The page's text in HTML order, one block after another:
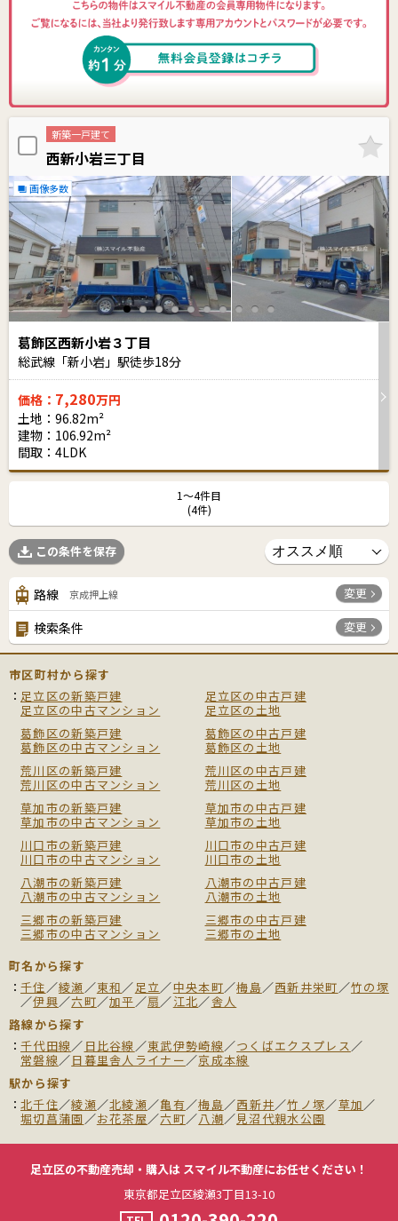
新築一戸建て
西新小岩三丁目
画像多数
葛飾区西新小岩３丁目
総武線「新小岩」駅徒歩18分
価格： 7,280万円
土地：96.82m²
建物：106.92m²
間取：4LDK
1〜4件目
(4件)
この条件を保存
路線 京成押上線 変更
検索条件 変更
市区町村から探す
足立区の新築戸建
足立区の中古戸建
足立区の中古マンション
足立区の土地
葛飾区の新築戸建
葛飾区の中古戸建
葛飾区の中古マンション
葛飾区の土地
荒川区の新築戸建
荒川区の中古戸建
荒川区の中古マンション
荒川区の土地
草加市の新築戸建
草加市の中古戸建
草加市の中古マンション
草加市の土地
川口市の新築戸建
川口市の中古戸建
川口市の中古マンション
川口市の土地
八潮市の新築戸建
八潮市の中古戸建
八潮市の中古マンション
八潮市の土地
三郷市の新築戸建
三郷市の中古戸建
三郷市の中古マンション
三郷市の土地
町名から探す
千住／綾瀬／東和／足立／中央本町／梅島／西新井栄町／竹の塚
／伊興／六町／加平／扇／江北／舎人
路線から探す
千代田線／ 日比谷線／東武伊勢崎線／つくばエクスプレス／
常磐線／日暮里舎人ライナー／京成本線
駅から探す
北千住／綾瀬／北綾瀬／亀有／梅島／西新井／竹ノ塚／草加／
堀切菖蒲園／お花茶屋／六町／八潮／見沼代親水公園
足立区の不動産売却・購入は スマイル不動産にお任せください！
東京都足立区綾瀬3丁目13-10